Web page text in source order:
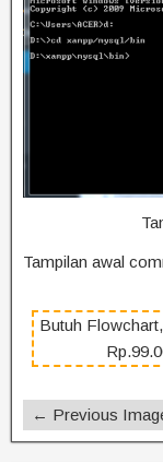
Tampilan awal
Butuh
← Previous